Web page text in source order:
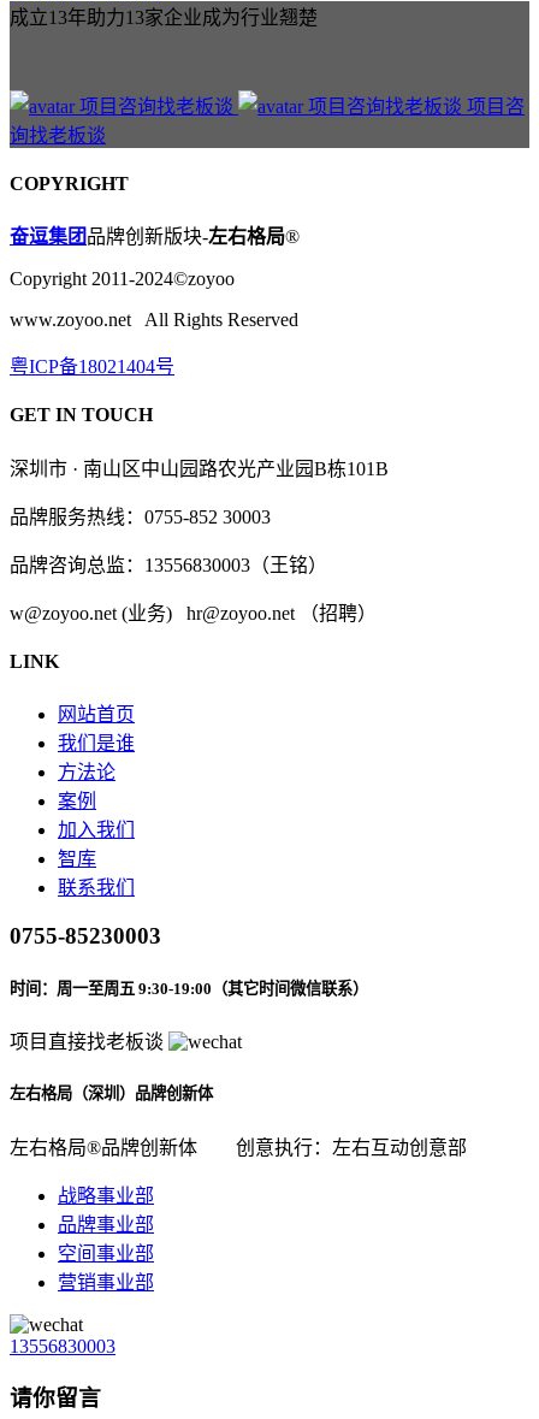
成立13年助力13家企业成为行业翘楚
项目咨
询找老板谈
COPYRIGHT
奋逗集团品牌创新版块-左右格局®
Copyright 2011-2024©zoyoo
www.zoyoo.net All Rights Reserved
粤ICP备18021404号
GET IN TOUCH
深圳市 · 南山区中山园路农光产业园B栋101B
品牌服务热线：0755-852 30003
品牌咨询总监：13556830003（王铭）
w@zoyoo.net (业务) hr@zoyoo.net （招聘）
LINK
网站首页
我们是谁
方法论
案例
加入我们
智库
联系我们
0755-85230003
时间：周一至周五 9:30-19:00（其它时间微信联系）
项目直接找老板谈
左右格局（深圳）品牌创新体
左右格局®品牌创新体 创意执行：左右互动创意部
战略事业部
品牌事业部
空间事业部
营销事业部
13556830003
请你留言